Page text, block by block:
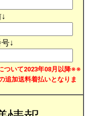
↓
ついて2023年08月以降※※
追加送料着払いとなりま